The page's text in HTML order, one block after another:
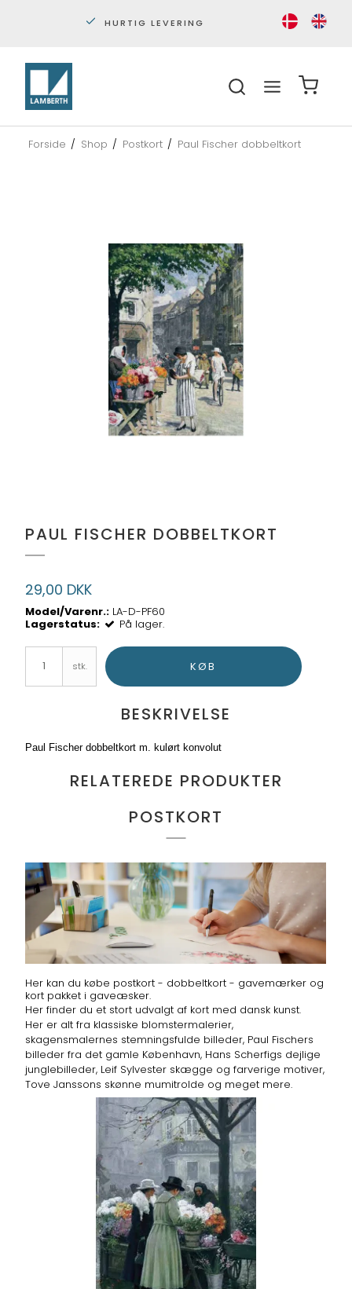
PERSONLIG KUNDESERVICE
Forside / Shop / Postkort / Paul Fischer dobbeltkort
PAUL FISCHER DOBBELTKORT
29,00 DKK
Model/Varenr.: LA-D-PF60
Lagerstatus:
På lager.
stk. KØB
BESKRIVELSE
Paul Fischer dobbeltkort m. kulørt konvolut
RELATEREDE PRODUKTER
POSTKORT
Her kan du købe postkort - dobbeltkort - gavemærker og
kort pakket i gaveæsker.
Her finder du et stort udvalgt af kort med dansk kunst.
Her er alt fra klassiske blomstermalerier,
skagensmalernes stemningsfulde billeder, Paul Fischers
billeder fra det gamle København, Hans Scherfigs dejlige
junglebilleder, Leif Sylvester skægge og farverige motiver,
Tove Janssons skønne mumitrolde og meget mere.